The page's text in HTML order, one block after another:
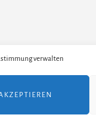
verwalten
ORTE
·Impressum·